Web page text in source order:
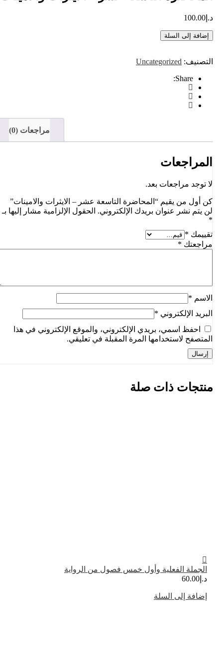
100.00
إضافة إلى السلة
التصنيف: Uncategorized
Share:
مراجعات (0)
المراجعات
لا توجد مراجعات بعد.
كن أول من يقيم “المحاضرة التاسعة عشر – الايثرات والامينات”
لن يتم نشر عنوان بريدك الإلكتروني. الحقول الإلزامية مشار إليها بـ
تقييمك*
مراجعتك*
الاسم*
البريد الإلكتروني*
احفظ اسمي، بريدي الإلكتروني، والموقع الإلكتروني في هذا
المتصفح لاستخدامها المرة المقبلة في تعليقي.
منتجات ذات صلة
الجملة الفعلية وأول خمس فصول من الرواية
60.00
إضافة إلى السلة